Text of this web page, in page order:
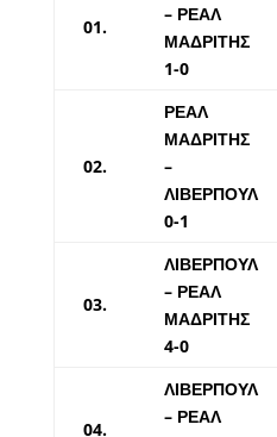
01.
– ΡΕΑΛ
ΜΑΔΡΙΤΗΣ
1-0
02.
ΡΕΑΛ
ΜΑΔΡΙΤΗΣ
–
ΛΙΒΕΡΠΟΥΛ
0-1
03.
ΛΙΒΕΡΠΟΥΛ
– ΡΕΑΛ
ΜΑΔΡΙΤΗΣ
4-0
04.
ΛΙΒΕΡΠΟΥΛ
– ΡΕΑΛ